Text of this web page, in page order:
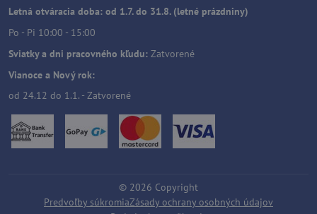
Letná otváracia doba: od 1.7. do 31.8. (letné prázdniny)
Po - Pi 10:00 - 15:00
Sviatky a dni pracovného kľudu: Zatvorené
Vianoce a Nový rok:
od 24.12 do 1.1. - Zatvorené
© 2026 Copyright
Predvoľby súkromiaZásady ochrany osobných údajov